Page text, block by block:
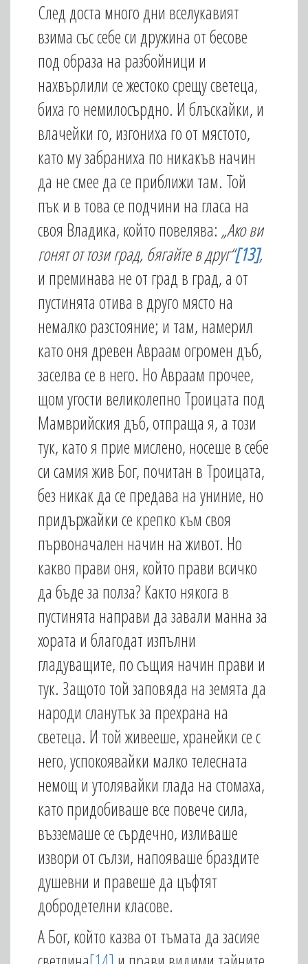
След доста много дни вселукавият
взима със себе си дружина от бесове
под образа на разбойници и
нахвърлили се жестоко срещу светеца,
биха го немилосърдно. И блъскайки, и
влачейки го, изгониха го от мястото,
като му забраниха по никакъв начин
да не смее да се приближи там. Той
пък и в това се подчини на гласа на
своя Владика, който повелява: „Ако ви
гонят от този град, бягайте в друг“[13],
и преминава не от град в град, а от
пустинята отива в друго място на
немалко разстояние; и там, намерил
като оня древен Авраам огромен дъб,
заселва се в него. Но Авраам прочее,
щом угости великолепно Троицата под
Мамврийския дъб, отпраща я, а този
тук, като я прие мислено, носеше в себе
си самия жив Бог, почитан в Троицата,
без никак да се предава на униние, но
придържайки се крепко към своя
първоначален начин на живот. Но
какво прави оня, който прави всичко
да бъде за полза? Както някога в
пустинята направи да завали манна за
хората и благодат изпълни
гладуващите, по същия начин прави и
тук. Защото той заповяда на земята да
народи сланутък за прехрана на
светеца. И той живееше, хранейки се с
него, успокоявайки малко телесната
немощ и утолявайки глада на стомаха,
като придобиваше все повече сила,
възземаше се сърдечно, изливаше
извори от сълзи, напояваше браздите
душевни и правеше да цъфтят
добродетелни класове.
А Бог, който казва от тъмата да засияе